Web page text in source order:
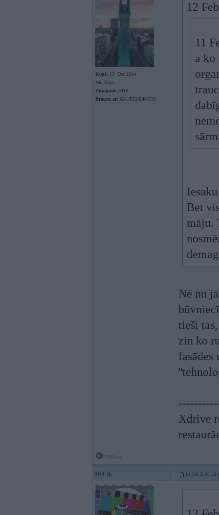
Kopš: 13. Dec 2014
No: Rīga
Ziņojumi: 8416
Braucu ar: G31/E53/E46/E39
12
11
a ko
Bet
māju.
Nē nu
tieši
zin ko
Xdrive
968-jk 12. Feb 2026,